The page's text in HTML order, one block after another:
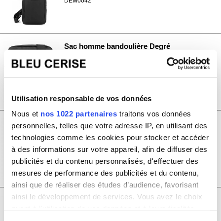
Utilisation responsable de vos données
Nous et nos 1022 partenaires traitons vos données
personnelles, telles que votre adresse IP, en utilisant des
technologies comme les cookies pour stocker et accéder
à des informations sur votre appareil, afin de diffuser des
publicités et du contenu personnalisés, d'effectuer des
mesures de performance des publicités et du contenu,
ainsi que de réaliser des études d’audience, favorisant
ainsi le développement de services. Vous avez le choix
Sac homme bandoulière Degré
20.00€
DEM0040
Sac homme bandoulière Degré
20.00€
Sac homme bandoulière Degré Taille
M